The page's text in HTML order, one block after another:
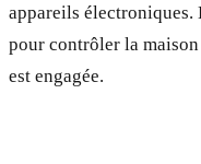
appareils électroniques.
pour contrôler la
est engagée.